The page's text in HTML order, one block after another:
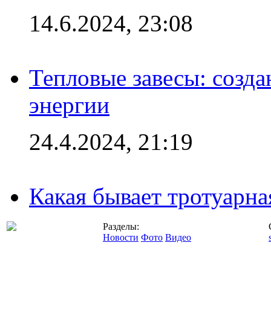
14.6.2024, 23:08
Тепловые завесы:
энергии
24.4.2024, 21:19
Какая бывает
Разделы:
Новости Фото Видео